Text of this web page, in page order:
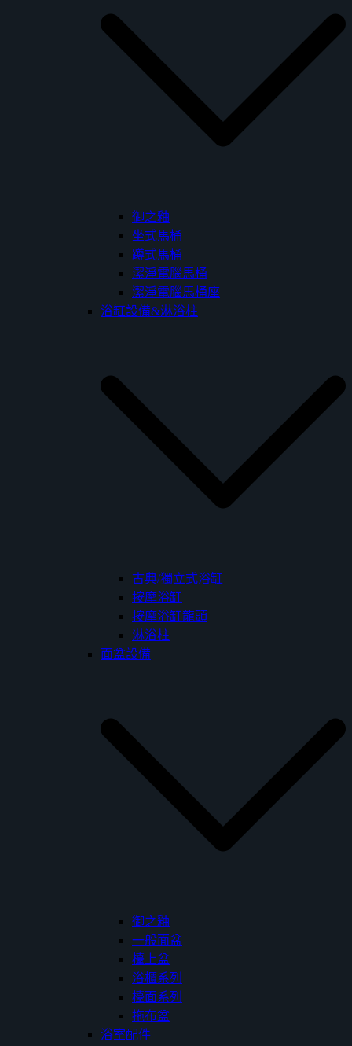
御之釉
坐式馬桶
蹲式馬桶
潔淨電腦馬桶
潔淨電腦馬桶座
浴缸設備&淋浴柱
古典/獨立式浴缸
按摩浴缸
按摩浴缸龍頭
淋浴柱
面盆設備
御之釉
一般面盆
檯上盆
浴櫃系列
檯面系列
拖布盆
浴室配件